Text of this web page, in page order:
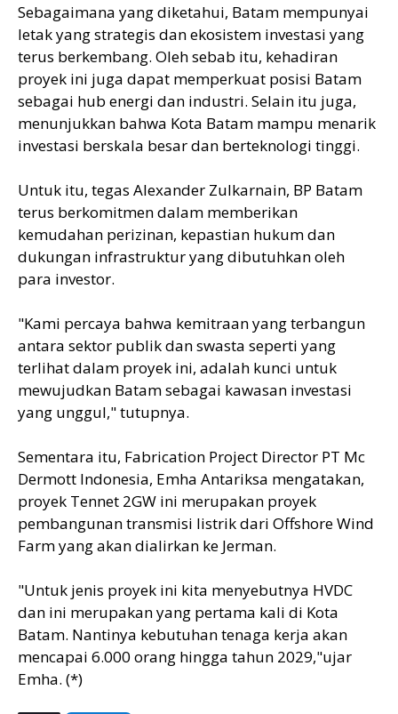
Sebagaimana yang diketahui, Batam mempunyai
letak yang strategis dan ekosistem investasi yang
terus berkembang. Oleh sebab itu, kehadiran
proyek ini juga dapat memperkuat posisi Batam
sebagai hub energi dan industri. Selain itu juga,
menunjukkan bahwa Kota Batam mampu menarik
investasi berskala besar dan berteknologi tinggi.
Untuk itu, tegas Alexander Zulkarnain, BP Batam
terus berkomitmen dalam memberikan
kemudahan perizinan, kepastian hukum dan
dukungan infrastruktur yang dibutuhkan oleh
para investor.
"Kami percaya bahwa kemitraan yang terbangun
antara sektor publik dan swasta seperti yang
terlihat dalam proyek ini, adalah kunci untuk
mewujudkan Batam sebagai kawasan investasi
yang unggul," tutupnya.
Sementara itu, Fabrication Project Director PT Mc
Dermott Indonesia, Emha Antariksa mengatakan,
proyek Tennet 2GW ini merupakan proyek
pembangunan transmisi listrik dari Offshore Wind
Farm yang akan dialirkan ke Jerman.
"Untuk jenis proyek ini kita menyebutnya HVDC
dan ini merupakan yang pertama kali di Kota
Batam. Nantinya kebutuhan tenaga kerja akan
mencapai 6.000 orang hingga tahun 2029,"ujar
Emha. (*)